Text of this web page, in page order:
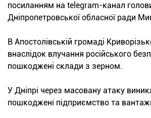
посиланням на telegram-канал
Дніпропетровської обласної ради
В Апостолівській громаді
внаслідок влучання російського
пошкоджені склади з зерном.
У Дніпрі через масовану атаку
пошкоджені підприємство та